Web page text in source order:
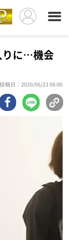
りに…機会
投稿日：2020/06/23 06:00